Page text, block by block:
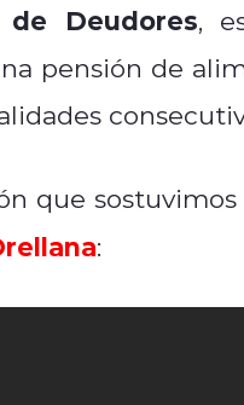
de Deudores,
pensión de
que
: